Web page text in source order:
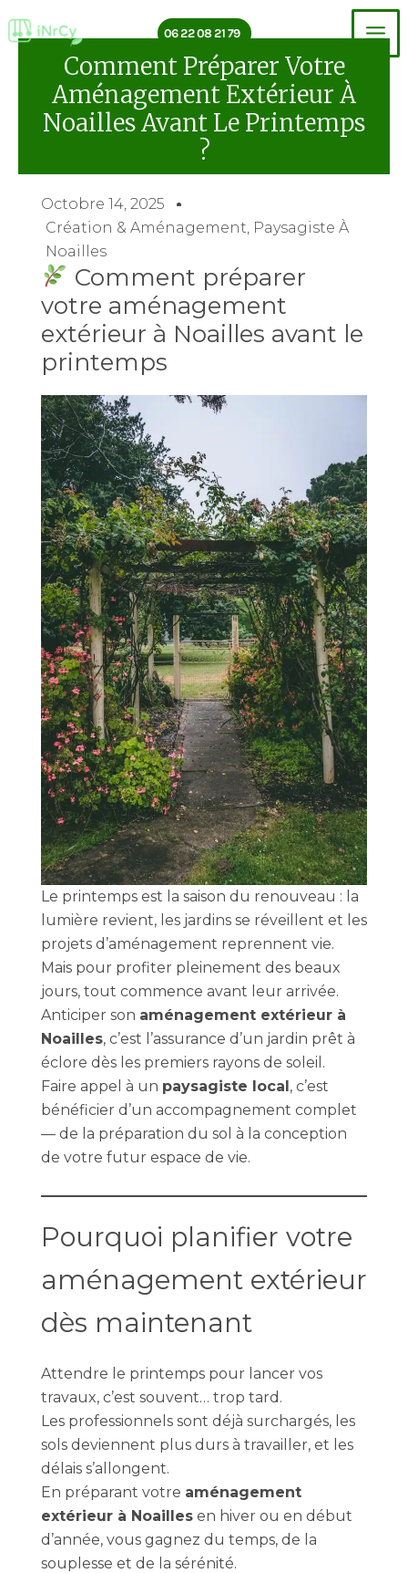
au
06 22 08 21 79
Comment Préparer Votre
Aménagement Extérieur À
Noailles Avant Le Printemps
?
Octobre 14, 2025
Création & Aménagement, Paysagiste À
Noailles
Comment préparer
votre aménagement
extérieur à Noailles avant le
printemps
Le printemps est la saison du renouveau : la
lumière revient, les jardins se réveillent et les
projets d’aménagement reprennent vie.
Mais pour profiter pleinement des beaux
jours, tout commence avant leur arrivée.
Anticiper son aménagement extérieur à
Noailles, c’est l’assurance d’un jardin prêt à
éclore dès les premiers rayons de soleil.
Faire appel à un paysagiste local, c’est
bénéficier d’un accompagnement complet
— de la préparation du sol à la conception
de votre futur espace de vie.
Pourquoi planifier votre
aménagement extérieur
dès maintenant
Attendre le printemps pour lancer vos
travaux, c’est souvent… trop tard.
Les professionnels sont déjà surchargés, les
sols deviennent plus durs à travailler, et les
délais s’allongent.
En préparant votre aménagement
extérieur à Noailles en hiver ou en début
d’année, vous gagnez du temps, de la
souplesse et de la sérénité.